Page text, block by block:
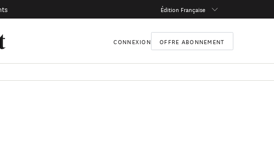
Édition Française
CONNEXION OFFRE ABONNEMENT